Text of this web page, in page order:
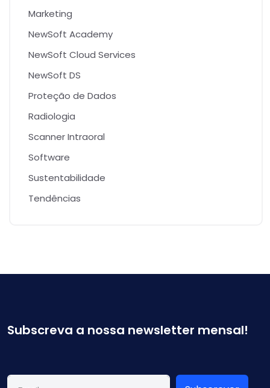
Marketing
NewSoft Academy
NewSoft Cloud Services
NewSoft DS
Proteção de Dados
Radiologia
Scanner Intraoral
Software
Sustentabilidade
Tendências
Subscreva a nossa newsletter mensal!